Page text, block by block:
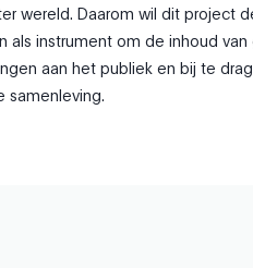
wereld. Daarom wil dit project
als instrument om de inhoud
aan het publiek en bij te
samenleving.